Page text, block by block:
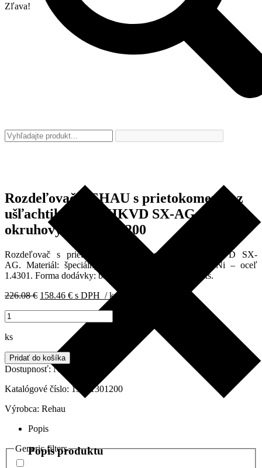
Generic filters
Zľava!
Rozdeľovač REHAU s prietokomermi z
ušľachtilej ocele HKVD SX-AG, 3-
okruhový, 13801301200
Rozdeľovač s prietokomermi z ušľachtilej ocele HKVD SX-
AG. Materiál: špeciálny profil z ušľachtilej ocele CrNi – oceľ
1.4301. Forma dodávky: balenie v krabici. Cena za 1 ks.
226.08€ Pôvodná
158.46 €Aktuálna
158.46 €.
s DPH / ks
množstvo
Rozdeľovač
REHAU
prietokomermi
z
ocele
SX-
13801301200
ks
Pridať do košíka
Dostupnosť:Na sklade
Katalógové číslo: 13801301200
Výrobca: Rehau
Popis
Popis produktu